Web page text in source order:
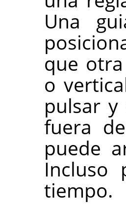
Una
que
o
pulsar
fuera
puede
Incluso
tiempo.